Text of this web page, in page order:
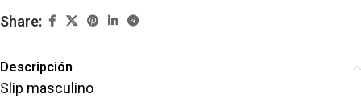
Share:
Descripción
Slip masculino